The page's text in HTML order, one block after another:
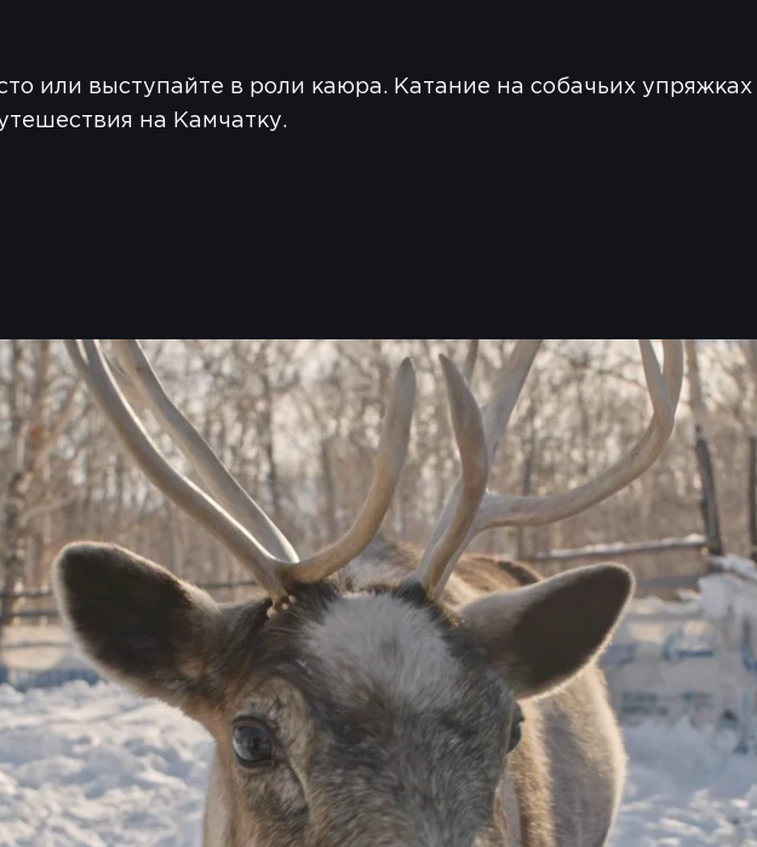
или выступайте в роли каюра. Катание на собачьих упряжках
на Камчатку.